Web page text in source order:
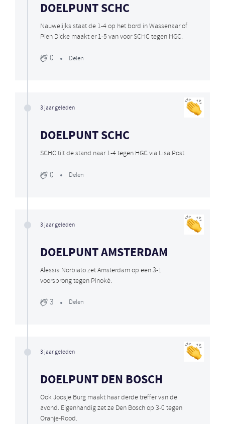
DOELPUNT SCHC
Nauwelijks staat de 1-4 op het bord in Wassenaar of
Pien Dicke maakt er 1-5 van voor SCHC tegen HGC.
0 Delen
3 jaar geleden
DOELPUNT SCHC
SCHC tilt de stand naar 1-4 tegen HGC via Lisa Post.
0 Delen
3 jaar geleden
DOELPUNT AMSTERDAM
Alessia Norbiato zet Amsterdam op een 3-1
voorsprong tegen Pinoké.
3 Delen
3 jaar geleden
DOELPUNT DEN BOSCH
Ook Joosje Burg maakt haar derde treffer van de
avond. Eigenhandig zet ze Den Bosch op 3-0 tegen
Oranje-Rood.